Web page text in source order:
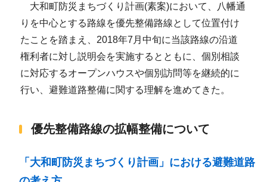
大和町防災まちづくり計画(素案)において、八幡通
りを中心とする路線を優先整備路線として位置付け
たことを踏まえ、2018年7月中旬に当該路線の沿道
権利者に対し説明会を実施するとともに、個別相談
に対応するオープンハウスや個別訪問等を継続的に
行い、避難道路整備に関する理解を進めてきた。
優先整備路線の拡幅整備について
「大和町防災まちづくり計画」における避難道路